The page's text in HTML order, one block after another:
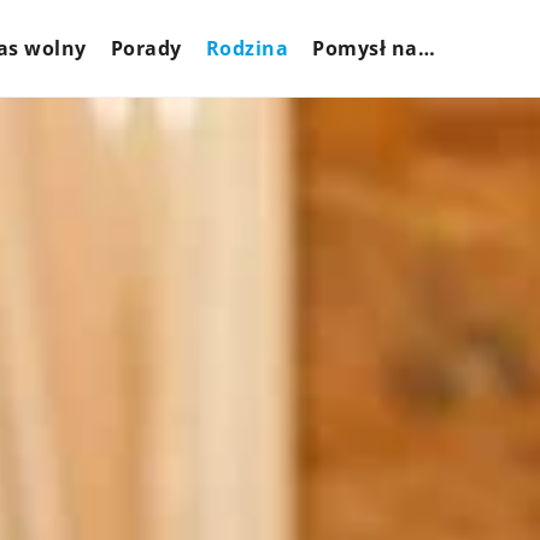
wolny Porady Rodzina Pomysł na…